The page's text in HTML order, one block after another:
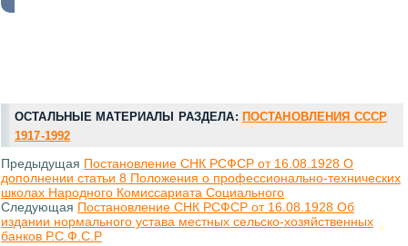
ОСТАЛЬНЫЕ МАТЕРИАЛЫ РАЗДЕЛА: ПОСТАНОВЛЕНИЯ СССР
1917-1992
Предыдущая Постановление СНК РСФСР от 16.08.1928 О
дополнении статьи 8 Положения о профессионально-технических
школах Народного Комиссариата Социального
Следующая Постановление СНК РСФСР от 16.08.1928 Об
издании нормального устава местных сельско-хозяйственных
банков Р.С.Ф.С.Р